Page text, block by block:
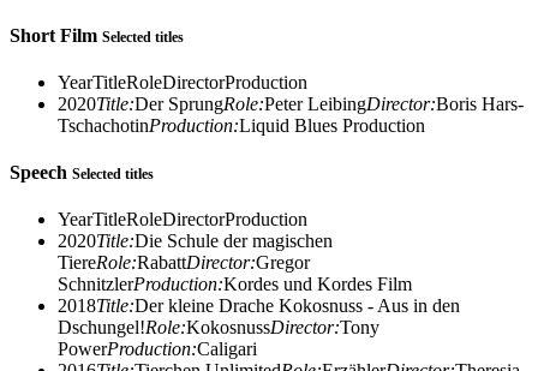
Short Film Selected titles
YearTitleRoleDirectorProduction
2020Title:Der SprungRole:Peter LeibingDirector:Boris Hars-
TschachotinProduction:Liquid Blues Production
Speech Selected titles
YearTitleRoleDirectorProduction
2020Title:Die Schule der magischen
TiereRole:RabattDirector:Gregor
SchnitzlerProduction:Kordes und Kordes Film
2018Title:Der kleine Drache Kokosnuss - Aus in den
Dschungel!Role:KokosnussDirector:Tony
PowerProduction:Caligari